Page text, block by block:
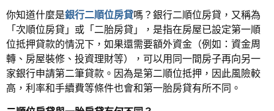
你知道什麼是銀行二順位房貸嗎？銀行二順位房貸，又稱為
「次順位房貸」或「二胎房貸」，是指在房屋已設定第一順
位抵押貸款的情況下，如果還需要額外資金（例如：資金周
轉、房屋裝修、投資理財等），可以用同一間房子再向另一
家銀行申請第二筆貸款。因為是第二順位抵押，因此風險較
高，利率和手續費等條件也會和第一胎房貸有所不同。